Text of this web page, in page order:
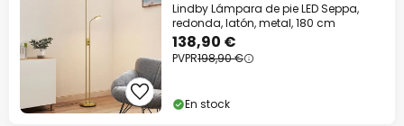
Lindby Lámpara de pie LED Seppa,
redonda, latón, metal, 180 cm
138,90 €
PVPR198,90 €
En stock